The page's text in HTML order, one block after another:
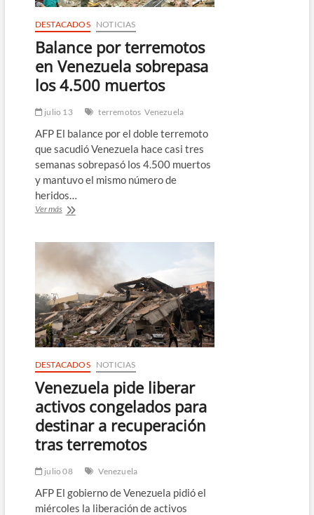
DESTACADOS NOTICIAS
Balance por terremotos
en Venezuela sobrepasa
los 4.500 muertos
julio 13 terremotos Venezuela
AFP El balance por el doble terremoto
que sacudió Venezuela hace casi tres
semanas sobrepasó los 4.500 muertos
y mantuvo el mismo número de
heridos…
Ver másBalance
en
Venezuela
sobrepasa
4.500
muertos
DESTACADOS NOTICIAS
Venezuela pide liberar
activos congelados para
destinar a recuperación
tras terremotos
julio 08 Venezuela
AFP El gobierno de Venezuela pidió el
miércoles la liberación de activos